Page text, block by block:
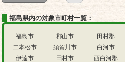
福島県内の対象市町村一覧：
福島市
二本松市
伊達市
郡山市
須賀川市
田村市
田村郡
白河市
西白河郡